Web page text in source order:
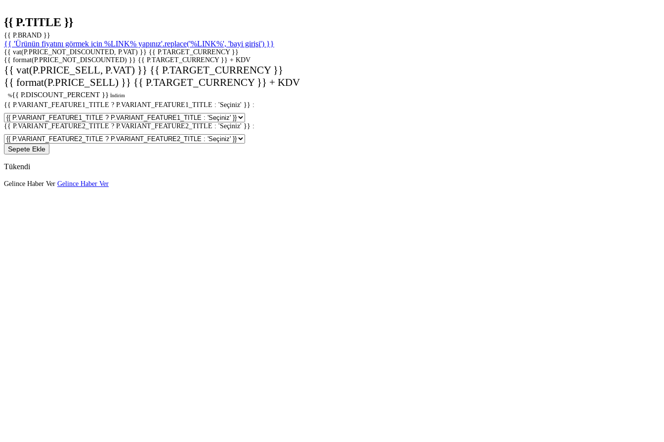
{{ P.TITLE }}
{{ P.BRAND }}
{{ 'Ürünün fiyatını görmek için %LINK% yapınız'.replace('%LINK%', 'bayi girişi') }}
{{ vat(P.PRICE_NOT_DISCOUNTED, P.VAT) }} {{ P.TARGET_CURRENCY }}
{{ format(P.PRICE_NOT_DISCOUNTED) }} {{ P.TARGET_CURRENCY }} + KDV
{{ vat(P.PRICE_SELL, P.VAT) }} {{ P.TARGET_CURRENCY }}
{{ format(P.PRICE_SELL) }} {{ P.TARGET_CURRENCY }} + KDV
%{{ P.DISCOUNT_PERCENT }} İndirim
{{ P.VARIANT_FEATURE1_TITLE ? P.VARIANT_FEATURE1_TITLE : 'Seçiniz' }} :
{{ P.VARIANT_FEATURE2_TITLE ? P.VARIANT_FEATURE2_TITLE : 'Seçiniz' }} :
Sepete Ekle
Tükendi
Gelince Haber Ver Gelince Haber Ver